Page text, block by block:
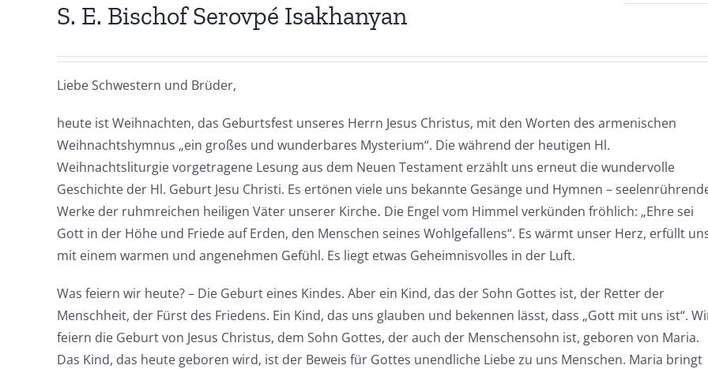
S. E. Bischof Serovpé Isakhanyan
Liebe Schwestern und Brüder,
heute ist Weihnachten, das Geburtsfest unseres Herrn Jesus Christus, mit den Worten des armenischen
Weihnachtshymnus „ein großes und wunderbares Mysterium“. Die während der heutigen Hl.
Weihnachtsliturgie vorgetragene Lesung aus dem Neuen Testament erzählt uns erneut die wundervolle
Geschichte der Hl. Geburt Jesu Christi. Es ertönen viele uns bekannte Gesänge und Hymnen –
Werke der ruhmreichen heiligen Väter unserer Kirche․ Die Engel vom Himmel verkünden fröhlich: „Ehre sei
Gott in der Höhe und Friede auf Erden, den Menschen seines Wohlgefallens“. Es wärmt unser Herz, erfüllt
mit einem warmen und angenehmen Gefühl. Es liegt etwas Geheimnisvolles in der Luft.
Was feiern wir heute? – Die Geburt eines Kindes. Aber ein Kind, das der Sohn Gottes ist, der Retter der
Menschheit, der Fürst des Friedens. Ein Kind, das uns glauben und bekennen lässt, dass „Gott mit uns ist“.
feiern die Geburt von Jesus Christus, dem Sohn Gottes, der auch der Menschensohn ist, geboren von Maria.
Das Kind, das heute geboren wird, ist der Beweis für Gottes unendliche Liebe zu uns Menschen. Maria bringt